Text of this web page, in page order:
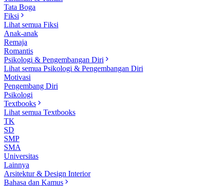
Tata Boga
Fiksi
Lihat semua Fiksi
Anak-anak
Remaja
Romantis
Psikologi & Pengembangan Diri
Lihat semua Psikologi & Pengembangan Diri
Motivasi
Pengembang Diri
Psikologi
Textbooks
Lihat semua Textbooks
TK
SD
SMP
SMA
Universitas
Lainnya
Arsitektur & Design Interior
Bahasa dan Kamus